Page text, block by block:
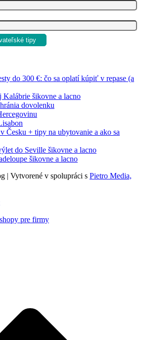
do 300 €: čo sa oplatí kúpiť v repase (a
Kalábrie šikovne a lacno
dovolenku
Česku + tipy na ubytovanie a ako sa
do Seville šikovne a lacno
šikovne a lacno
| Vytvorené v spolupráci s Pietro Media,
pre firmy